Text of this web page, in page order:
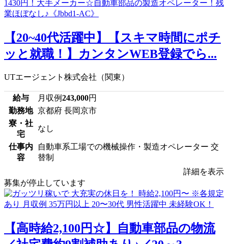
【20~40代活躍中】【スキマ時間にポチ
ッと就職！】カンタンWEB登録でら...
UTエージェント株式会社（関東）
給与 月収例243,000円
勤務地 京都府 長岡京市
寮・社
宅
なし
仕事内
容
自動車系工場での機械操作・製造オペレーター 交
替制
詳細を表示
募集が停止しています
【高時給2,100円☆】自動車部品の物流